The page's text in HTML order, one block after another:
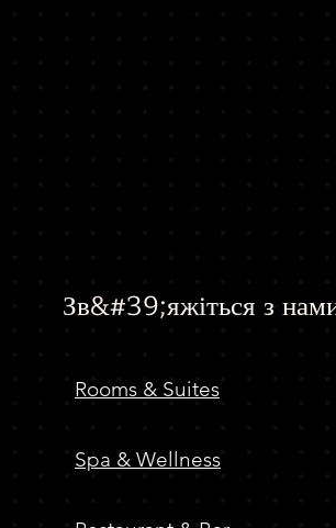
Зв&#39;яжіться з
Rooms & Suites
Spa & Wellness